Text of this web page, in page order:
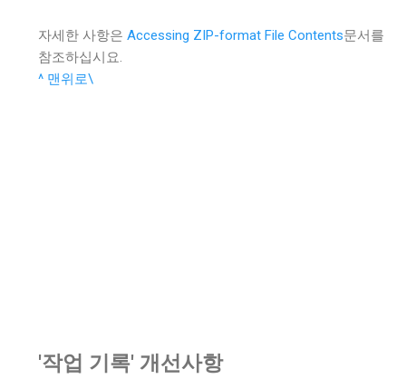
자세한 사항은 Accessing ZIP-format File Contents문서를
참조하십시요.
^ 맨위로\
'작업 기록' 개선사항